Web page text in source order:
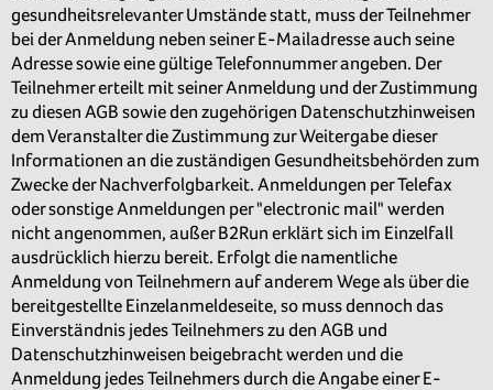
gesundheitsrelevanter Umstände statt, muss der Teilnehmer
bei der Anmeldung neben seiner E-Mailadresse auch seine
Adresse sowie eine gültige Telefonnummer angeben. Der
Teilnehmer erteilt mit seiner Anmeldung und der Zustimmung
zu diesen AGB sowie den zugehörigen Datenschutzhinweisen
dem Veranstalter die Zustimmung zur Weitergabe dieser
Informationen an die zuständigen Gesundheitsbehörden zum
Zwecke der Nachverfolgbarkeit. Anmeldungen per Telefax
oder sonstige Anmeldungen per "electronic mail" werden
nicht angenommen, außer B2Run erklärt sich im Einzelfall
ausdrücklich hierzu bereit. Erfolgt die namentliche
Anmeldung von Teilnehmern auf anderem Wege als über die
bereitgestellte Einzelanmeldeseite, so muss dennoch das
Einverständnis jedes Teilnehmers zu den AGB und
Datenschutzhinweisen beigebracht werden und die
Anmeldung jedes Teilnehmers durch die Angabe einer E-